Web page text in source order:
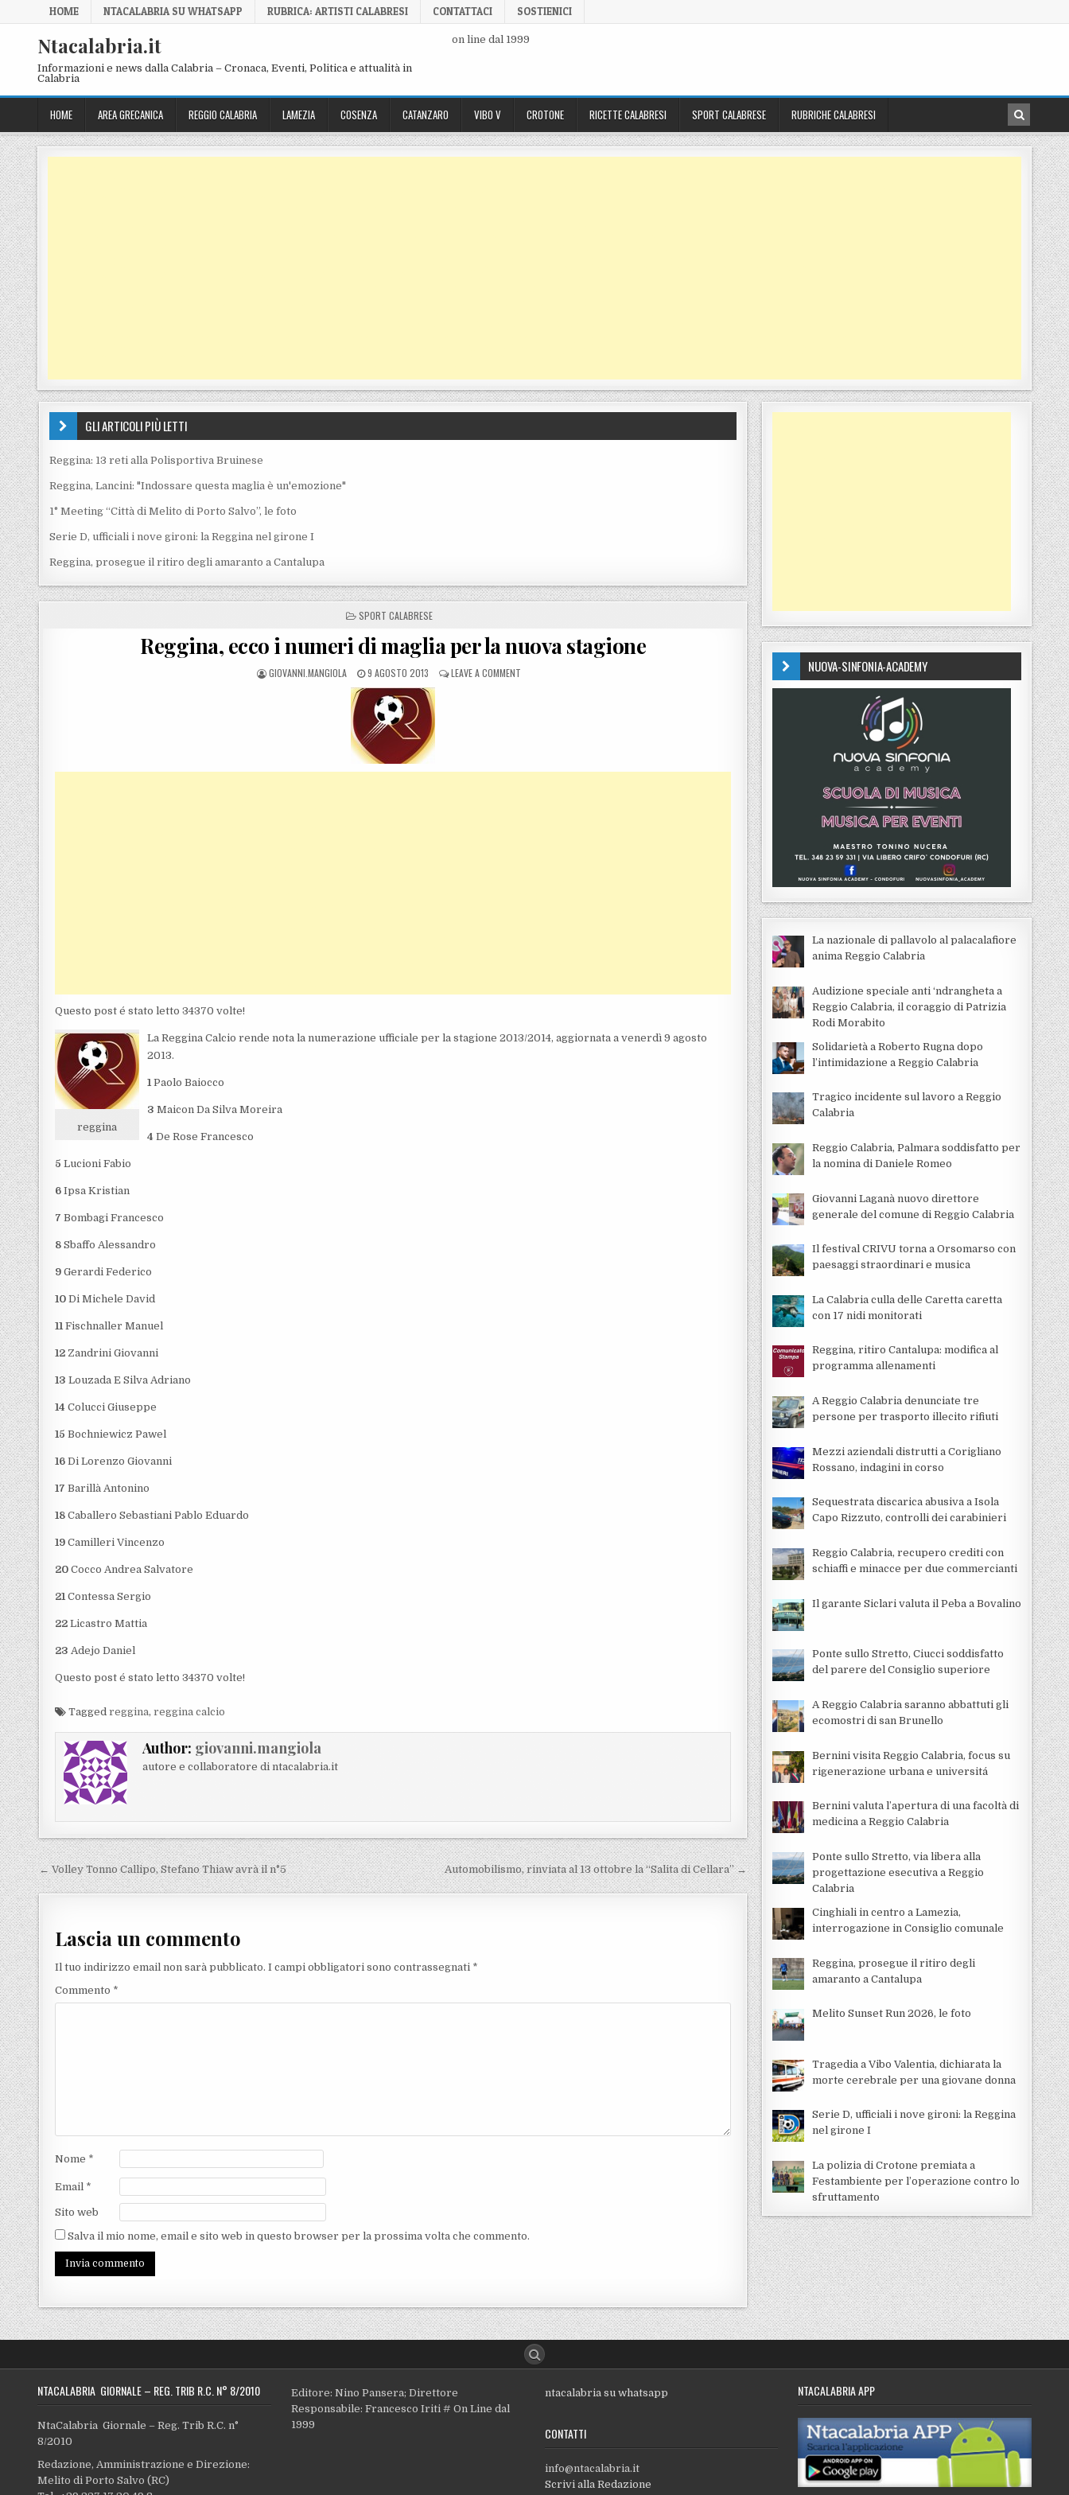
Skip to content
HOME NTACALABRIA SU WHATSAPP RUBRICA: ARTISTI CALABRESI CONTATTACI SOSTIENICI
Ntacalabria.it
Informazioni e news dalla Calabria – Cronaca, Eventi, Politica e attualità in
Calabria
on line dal 1999
HOME AREA GRECANICA REGGIO CALABRIA LAMEZIA COSENZA CATANZARO VIBO V CROTONE RICETTE CALABRESI SPORT CALABRESE RUBRICHE CALABRESI
GLI ARTICOLI PIÙ LETTI
Reggina: 13 reti alla Polisportiva Bruinese
Reggina, Lancini: "Indossare questa maglia è un'emozione"
1° Meeting “Città di Melito di Porto Salvo”, le foto
Serie D, ufficiali i nove gironi: la Reggina nel girone I
Reggina, prosegue il ritiro degli amaranto a Cantalupa
POSTED IN
SPORT CALABRESE
Reggina, ecco i numeri di maglia per la nuova stagione
POSTED BY
GIOVANNI.MANGIOLA POSTED ON
9 AGOSTO 2013 LEAVE A COMMENT ON REGGINA, ECCO I NUMERI DI MAGLIA PER LA NUOVA STAGIONE
Questo post é stato letto 34370 volte!
reggina
La Reggina Calcio rende nota la numerazione ufficiale per la stagione 2013/2014, aggiornata a venerdì 9 agosto
2013.
1 Paolo Baiocco
3 Maicon Da Silva Moreira
4 De Rose Francesco
5 Lucioni Fabio
6 Ipsa Kristian
7 Bombagi Francesco
8 Sbaffo Alessandro
9 Gerardi Federico
10 Di Michele David
11 Fischnaller Manuel
12 Zandrini Giovanni
13 Louzada E Silva Adriano
14 Colucci Giuseppe
15 Bochniewicz Pawel
16 Di Lorenzo Giovanni
17 Barillà Antonino
18 Caballero Sebastiani Pablo Eduardo
19 Camilleri Vincenzo
20 Cocco Andrea Salvatore
21 Contessa Sergio
22 Licastro Mattia
23 Adejo Daniel
Questo post é stato letto 34370 volte!
Taggedreggina,reggina calcio
Author: giovanni.mangiola
autore e collaboratore di ntacalabria.it
Navigazione articoli
← Volley Tonno Callipo, Stefano Thiaw avrà il n°5 Automobilismo, rinviata al 13 ottobre la “Salita di Cellara” →
Lascia un commento
Il tuo indirizzo email non sarà pubblicato. I campi obbligatori sono contrassegnati *
Commento *
Nome *
Email *
Sito web
Salva il mio nome, email e sito web in questo browser per la prossima volta che commento.
NUOVA-SINFONIA-ACADEMY
La nazionale di pallavolo al palacalafiore
anima Reggio Calabria
Audizione speciale anti ‘ndrangheta a
Reggio Calabria, il coraggio di Patrizia
Rodi Morabito
Solidarietà a Roberto Rugna dopo
l’intimidazione a Reggio Calabria
Tragico incidente sul lavoro a Reggio
Calabria
Reggio Calabria, Palmara soddisfatto per
la nomina di Daniele Romeo
Giovanni Laganà nuovo direttore
generale del comune di Reggio Calabria
Il festival CRIVU torna a Orsomarso con
paesaggi straordinari e musica
La Calabria culla delle Caretta caretta
con 17 nidi monitorati
Reggina, ritiro Cantalupa: modifica al
programma allenamenti
A Reggio Calabria denunciate tre
persone per trasporto illecito rifiuti
Mezzi aziendali distrutti a Corigliano
Rossano, indagini in corso
Sequestrata discarica abusiva a Isola
Capo Rizzuto, controlli dei carabinieri
Reggio Calabria, recupero crediti con
schiaffi e minacce per due commercianti
Il garante Siclari valuta il Peba a Bovalino
Ponte sullo Stretto, Ciucci soddisfatto
del parere del Consiglio superiore
A Reggio Calabria saranno abbattuti gli
ecomostri di san Brunello
Bernini visita Reggio Calabria, focus su
rigenerazione urbana e universitá
Bernini valuta l’apertura di una facoltà di
medicina a Reggio Calabria
Ponte sullo Stretto, via libera alla
progettazione esecutiva a Reggio
Calabria
Cinghiali in centro a Lamezia,
interrogazione in Consiglio comunale
Reggina, prosegue il ritiro degli
amaranto a Cantalupa
Melito Sunset Run 2026, le foto
Tragedia a Vibo Valentia, dichiarata la
morte cerebrale per una giovane donna
Serie D, ufficiali i nove gironi: la Reggina
nel girone I
La polizia di Crotone premiata a
Festambiente per l’operazione contro lo
sfruttamento
NTACALABRIA GIORNALE – REG. TRIB R.C. N° 8/2010
NtaCalabria Giornale – Reg. Trib R.C. n°
8/2010
Redazione, Amministrazione e Direzione:
Melito di Porto Salvo (RC)
Editore: Nino Pansera; Direttore
Responsabile: Francesco Iriti # On Line dal
1999
ntacalabria su whatsapp
CONTATTI
info@ntacalabria.it
Scrivi alla Redazione
NTACALABRIA APP